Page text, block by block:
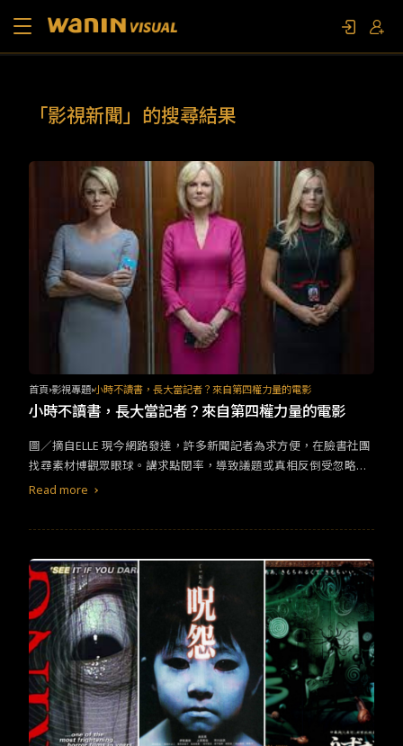
聯繫我們
限定活動
TW EN JP KR
「影視新聞」的搜尋結果
首頁 影視專題 小時不讀書，長大當記者？來自第四權力量的電影
小時不讀書，長大當記者？來自第四權力量的電影
圖／摘自ELLE 現今網路發達，許多新聞記者為求方便，在臉書社團
找尋素材博觀眾眼球。講求點閱率，導致議題或真相反倒受忽略，
甚至連文章錯字也未作修正，「新聞」變「腥聞」。於是，大家開
Read more